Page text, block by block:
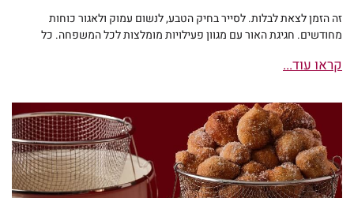
זה הזמן לצאת לבלות. לסייר בחיק הטבע, לנשום עמוק ולאגור כוחות
מחודשים. חגיגת האור עם מגוון פעילויות מומלצות לכל המשפחה. כל
קראו עוד...